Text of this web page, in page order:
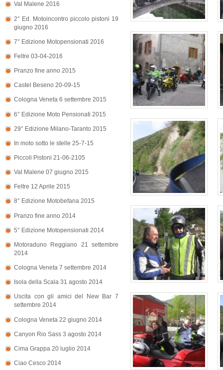
Val Malene 2016
2° Ed. Motoincontro piccolo pistoni 19
giugno 2016
7° Edizione Motopensionati 2016
Feltre 03-04-2016
Pranzo fine anno 2015
Castel Beseno 20-09-15
Cologna Veneta 6 settembre 2015
6° Edizione Moto Pensionati 2015
29° Edizione Milano-Taranto 2015
In moto sotto le stelle 25-7-15
Piccoli Pistoni 21-06-2105
Val Malene 07 giugno 2015
Feltre 12 Aprile 2015
8° Edizione Motobefana 2015
Pranzo fine anno 2014
5° Edizione Motopensionati 2014
Motoraduno Reggiano 21 settembre
2014
Cologna Veneta 7 settembre 2014
Isola della Scala 31 agosto 2014
Uscita con gli amici del New Bar 7
settembre 2014
Cologna Veneta 22 giugno 2014
Canyon Rio Sass 3 agosto 2014
Cima Grappa 20 luglio 2014
Ciao Cesco 2014